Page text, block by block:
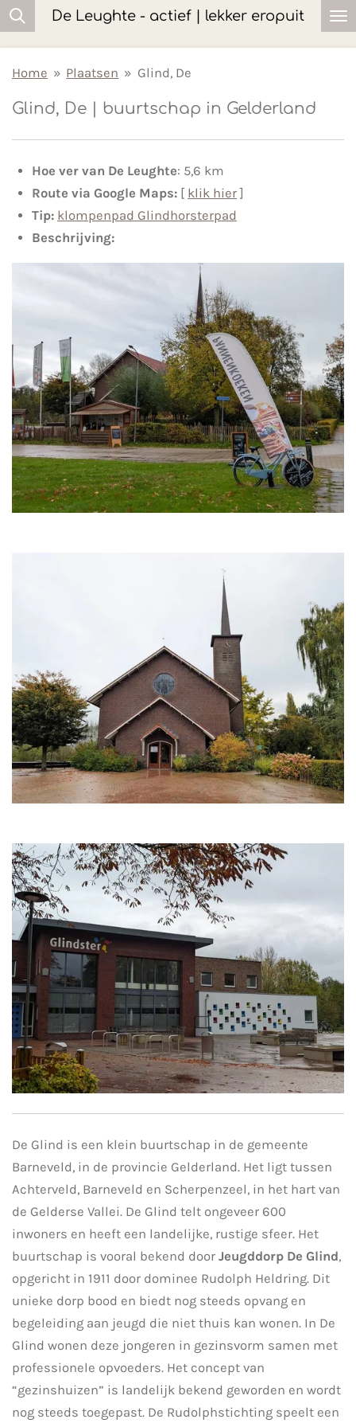
Ga
hoofdinhoud
De Leughte - actief | lekker eropuit
Home » Plaatsen » Glind, De
Glind, De | buurtschap in Gelderland
Hoe ver van De Leughte: 5,6 km
Route via Google Maps: [ klik hier ]
Tip: klompenpad Glindhorsterpad
Beschrijving:
De Glind is een klein buurtschap in de gemeente
Barneveld, in de provincie Gelderland. Het ligt tussen
Achterveld, Barneveld en Scherpenzeel, in het hart van
de Gelderse Vallei. De Glind telt ongeveer 600
inwoners en heeft een landelijke, rustige sfeer. Het
buurtschap is vooral bekend door Jeugddorp De Glind,
opgericht in 1911 door dominee Rudolph Heldring. Dit
unieke dorp bood en biedt nog steeds opvang en
begeleiding aan jeugd die niet thuis kan wonen. In De
Glind wonen deze jongeren in gezinsvorm samen met
professionele opvoeders. Het concept van
“gezinshuizen” is landelijk bekend geworden en wordt
nog steeds toegepast. De Rudolphstichting speelt een